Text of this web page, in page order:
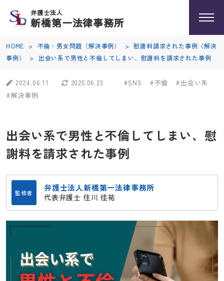
弁護士法人
新橋第一法律事務所
HOME > 不倫・男女問題（解決事例） >
慰謝料請求された事例（解決
事例）
> 出会い系で男性と不倫してしまい、慰謝料を請求された事例
2024.06.11 2025.06.23 #SNS #不倫
#出会い系
#解決事例
出会い系で男性と不倫してしまい、慰
謝料を請求された事例
監修者 弁護士法人新橋第一法律事務所
代表弁護士 住川 佳祐